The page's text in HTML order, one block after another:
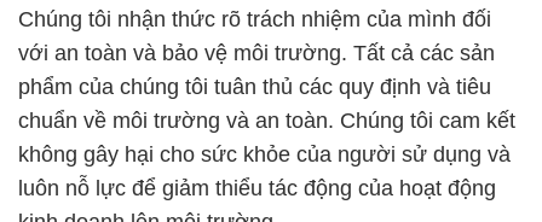
Chúng tôi nhận thức rõ trách nhiệm của mình đối
với an toàn và bảo vệ môi trường. Tất cả các sản
phẩm của chúng tôi tuân thủ các quy định và tiêu
chuẩn về môi trường và an toàn. Chúng tôi cam kết
không gây hại cho sức khỏe của người sử dụng và
luôn nỗ lực để giảm thiểu tác động của hoạt động